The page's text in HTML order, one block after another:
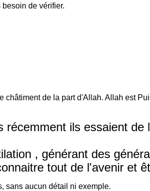
de vérifier.
de la part d'Allah. Allah est
ils essaient
, générant des
tout de l'avenir et
sans aucun détail ni exemple.